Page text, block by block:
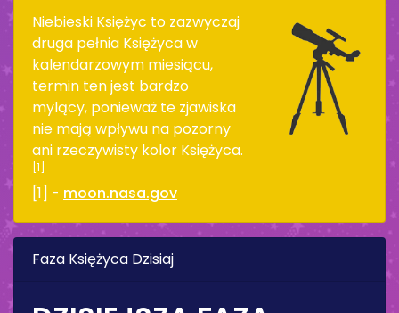
Niebieski Księżyc to zazwyczaj
druga pełnia Księżyca w
kalendarzowym miesiącu,
termin ten jest bardzo
mylący, ponieważ te zjawiska
nie mają wpływu na pozorny
ani rzeczywisty kolor Księżyca.
[1]
[1] - moon.nasa.gov
Faza Księżyca Dzisiaj